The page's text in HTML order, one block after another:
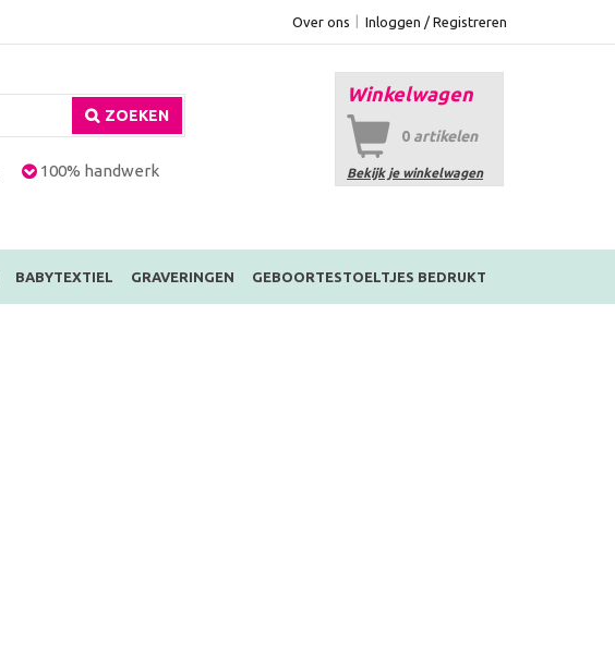
Over ons Inloggen / Registreren
Winkelwagen
0 artikelen
Bekijk je winkelwagen
ZOEKEN
100% handwerk
BABYTEXTIEL GRAVERINGEN GEBOORTESTOELTJES BEDRUKT